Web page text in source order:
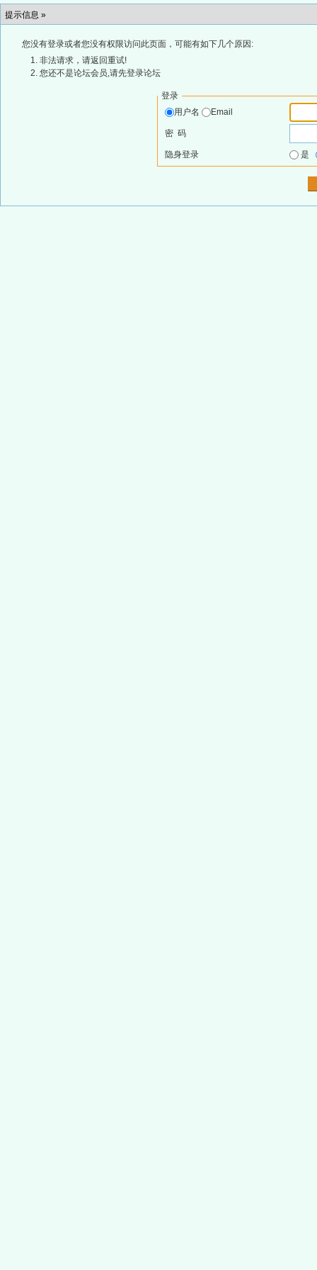
提示信息 »
您没有登录或者您没有权限访问此页面，可能有如下几个原因:
非法请求，请返回重试!
您还不是论坛会员,请先登录论坛
登录
用户名
Email
密 码
隐身登录 是